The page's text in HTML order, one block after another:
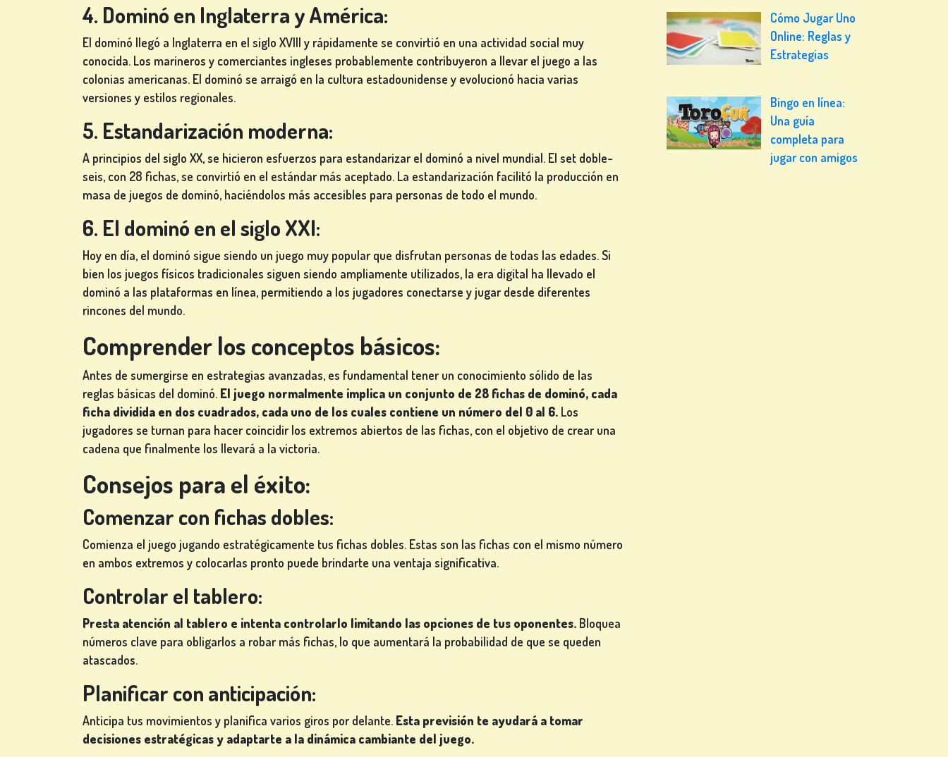
TRAGAPERRAS
REGÍSTRATE
CONÉCTATE
4. Dominó en Inglaterra y América:
El dominó llegó a Inglaterra en el siglo XVIII y rápidamente se convirtió en una actividad social muy
conocida. Los marineros y comerciantes ingleses probablemente contribuyeron a llevar el juego a las
colonias americanas. El dominó se arraigó en la cultura estadounidense y evolucionó hacia varias
versiones y estilos regionales.
5. Estandarización moderna:
A principios del siglo XX, se hicieron esfuerzos para estandarizar el dominó a nivel mundial. El set doble-
seis, con 28 fichas, se convirtió en el estándar más aceptado. La estandarización facilitó la producción en
masa de juegos de dominó, haciéndolos más accesibles para personas de todo el mundo.
6. El dominó en el siglo XXI:
Hoy en día, el dominó sigue siendo un juego muy popular que disfrutan personas de todas las edades. Si
bien los juegos físicos tradicionales siguen siendo ampliamente utilizados, la era digital ha llevado el
dominó a las plataformas en línea, permitiendo a los jugadores conectarse y jugar desde diferentes
rincones del mundo.
Comprender los conceptos básicos:
Antes de sumergirse en estrategias avanzadas, es fundamental tener un conocimiento sólido de las
reglas básicas del dominó. El juego normalmente implica un conjunto de 28 fichas de dominó, cada
ficha dividida en dos cuadrados, cada uno de los cuales contiene un número del 0 al 6. Los
jugadores se turnan para hacer coincidir los extremos abiertos de las fichas, con el objetivo de crear una
cadena que finalmente los llevará a la victoria.
Consejos para el éxito:
Comenzar con fichas dobles:
Comienza el juego jugando estratégicamente tus fichas dobles. Estas son las fichas con el mismo número
en ambos extremos y colocarlas pronto puede brindarte una ventaja significativa.
Controlar el tablero:
Presta atención al tablero e intenta controlarlo limitando las opciones de tus oponentes. Bloquea
números clave para obligarlos a robar más fichas, lo que aumentará la probabilidad de que se queden
atascados.
Planificar con anticipación:
Anticipa tus movimientos y planifica varios giros por delante. Esta previsión te ayudará a tomar
decisiones estratégicas y adaptarte a la dinámica cambiante del juego.
Cómo Jugar Uno
Online: Reglas y
Estrategias
Bingo en línea:
Una guía
completa para
jugar con amigos